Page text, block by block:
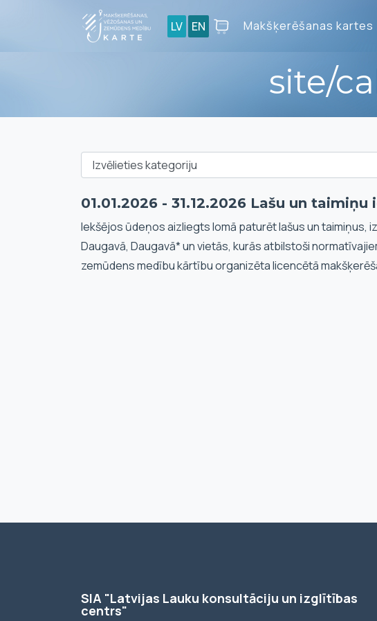
LV EN Makšķerēšanas kartes
site/
01.01.2026 - 31.12.2026 Lašu un
Iekšējos ūdeņos aizliegts lomā paturēt lašus un taimiņus,
Daugavā, Daugavā* un vietās, kurās atbilstoši
zemūdens medību kārtību organizēta licencētā
SIA "Latvijas Lauku konsultāciju un izglītības
centrs"